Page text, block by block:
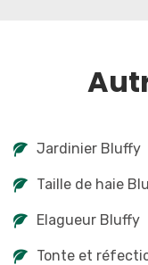
Jardinier Bluffy
Taille de haie
Elagueur Bluffy
Tonte et